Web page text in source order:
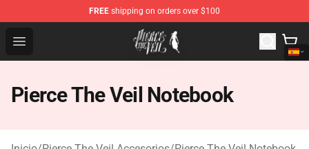
FREE shipping on orders over $100
Open menu
Pierce The Veil Store - Official Pierce The Veil
Pierce The Veil Notebook